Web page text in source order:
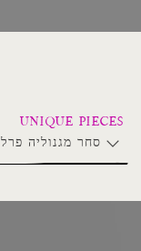
סחר מגנוליה פרל